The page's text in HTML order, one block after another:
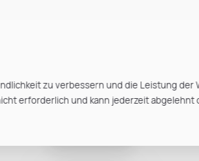
zu verbessern und die Leistung der
erforderlich und kann jederzeit